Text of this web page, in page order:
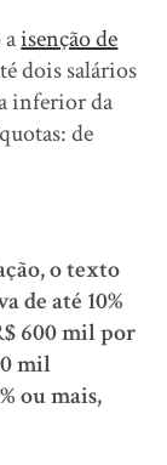
aisenção de
dois salários
inferior da
de
o texto
de até 10%
600 mil por
mil
ou mais,